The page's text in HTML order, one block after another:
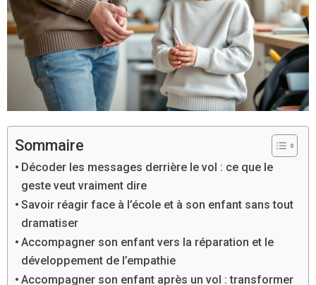
Sommaire
Décoder les messages derrière le vol : ce que le
geste veut vraiment dire
Savoir réagir face à l’école et à son enfant sans tout
dramatiser
Accompagner son enfant vers la réparation et le
développement de l’empathie
Accompagner son enfant après un vol : transformer